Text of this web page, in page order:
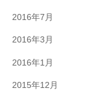
2016年7月
2016年3月
2016年1月
2015年12月